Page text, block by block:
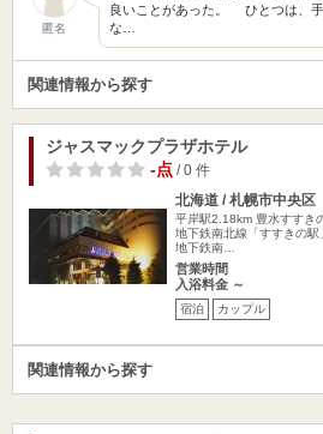
匿名
良いことがあった。 ひとつは、
な…
関連情報から探す
ジャスマックプラザホテル
-点/ 0 件
北海道 / 札幌市中央区
平岸駅2.18km 豊水すすき
地下鉄南北線「すすきの
地下鉄南…
営業時間
入浴料金 ～
宿泊 カップル
関連情報から探す